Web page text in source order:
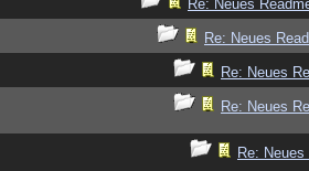
Re: Neues
Re: Neues
Re: Neues
Re: Neues
Re: